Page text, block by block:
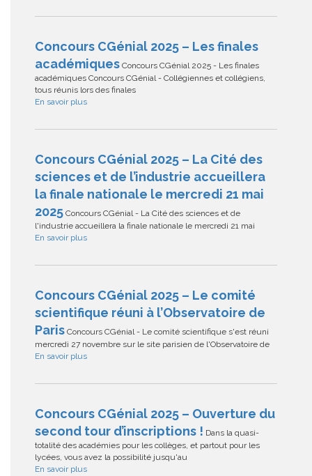
Concours CGénial 2025 – Les finales
académiques Concours CGénial 2025 - Les finales
académiques Concours CGénial - Collégiennes et collégiens,
tous réunis lors des finales
En savoir plus
Concours CGénial 2025 – La Cité des
sciences et de l’industrie accueillera
la finale nationale le mercredi 21 mai
2025 Concours CGénial - La Cité des sciences et de
l'industrie accueillera la finale nationale le mercredi 21 mai
En savoir plus
Concours CGénial 2025 – Le comité
scientifique réuni à l’Observatoire de
Paris Concours CGénial - Le comité scientifique s'est réuni
mercredi 27 novembre sur le site parisien de l'Observatoire de
En savoir plus
Concours CGénial 2025 – Ouverture du
second tour d’inscriptions ! Dans la quasi-
totalité des académies pour les collèges, et partout pour les
lycées, vous avez la possibilité jusqu'au
En savoir plus